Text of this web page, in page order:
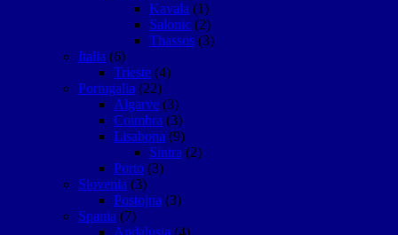
Kavala (1)
Salonic (2)
Thassos (3)
Italia (6)
Trieste (4)
Portugalia (22)
Algarve (3)
Coimbra (3)
Lisabona (9)
Sintra (2)
Porto (3)
Slovenia (3)
Postojna (3)
Spania (7)
Andalusia (4)